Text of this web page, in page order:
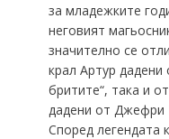
за младежките
неговият
значително се
крал Артур
бритите“, така и
дадени от
Според легендата